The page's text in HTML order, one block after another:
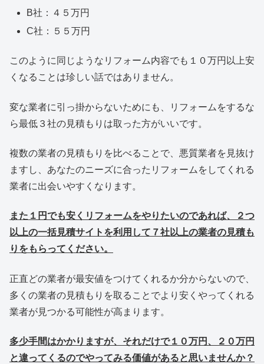
B社：４５万円
C社：５５万円
このように同じようなリフォーム内容でも１０万円以上安
くなることは珍しい話ではありません。
変な業者に引っ掛からないためにも、リフォームをするな
ら最低３社の見積もりは取った方がいいです。
複数の業者の見積もりを比べることで、悪質業者を見抜け
ますし、あなたのニーズに合ったリフォームをしてくれる
業者に出会いやすくなります。
また１円でも安くリフォームをやりたいのであれば、２つ
以上の一括見積サイトを利用して７社以上の業者の見積も
りをもらってください。
正直どの業者が最安値をつけてくれるか分からないので、
多くの業者の見積もりを取ることでより安くやってくれる
業者が見つかる可能性が高まります。
多少手間はかかりますが、それだけで１０万円、２０万円
と違ってくるのでやってみる価値があると思いませんか？